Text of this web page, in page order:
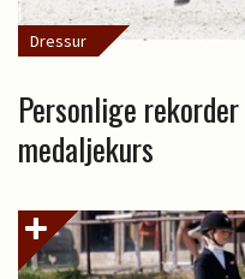
Dressur
Personlige
medaljekurs